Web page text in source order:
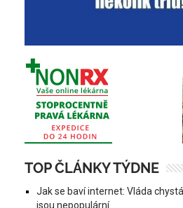
TOP ČLÁNKY TÝDNE
Jak se baví internet: Vláda
jsou nepopulární